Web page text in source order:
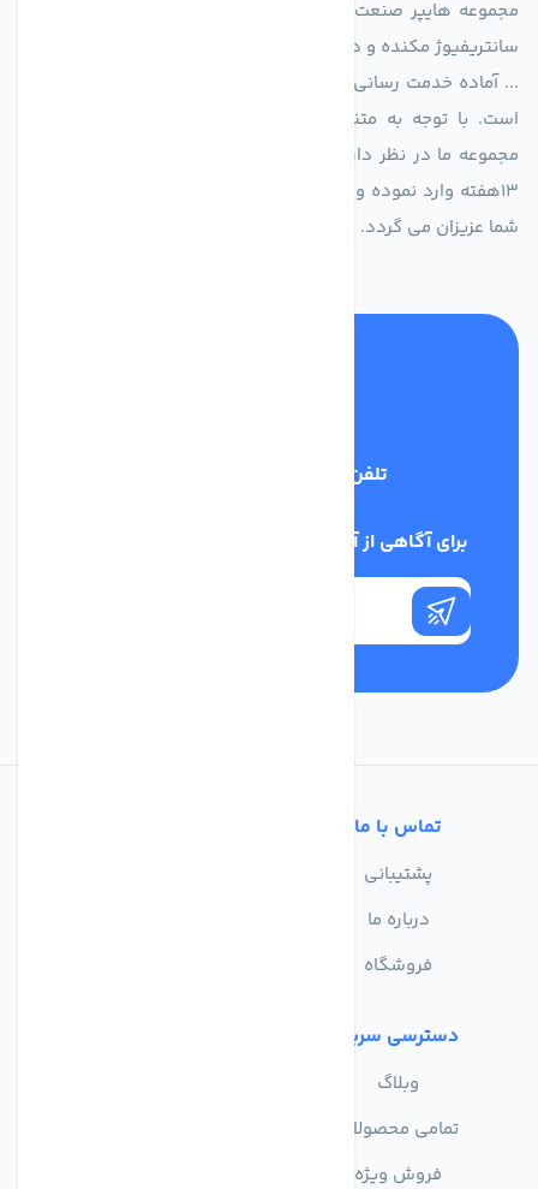
مجموعه هایپر صنعت ایران در امر تولید و واردات انواع فن های
سانتریفیوژ مکنده و دمنده آکسیال، سقفی، بین کانالی، مرغداری و
... آماده خدمت رسانی به شرکت های تولیدی، صنعتی و ساختمانی
است. با توجه به متنوع بودن فن های تولیدی کمپانی اروپایی
مجموعه ما در نظر دارد کالاهای تخصصی شما عزیزان رو در صرف
13هفته وارد نموده و این عمر باعث صرفه جویی در هزینه و زمان
شما عزیزان می گردد.
تلفن پشتیبانی
برای آگاهی از آخرین اخبار در خبرنامه ما عضو شوید
تماس با ما
پشتیبانی
درباره ما
فروشگاه
دسترسی سریع
وبلاگ
تمامی محصولات
فروش ویژه